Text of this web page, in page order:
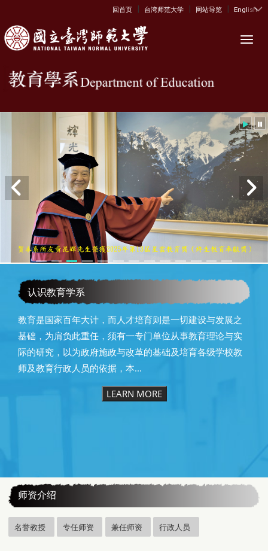
:::
回首页 | 台湾师范大学 | 网站导览 | English
认识教育学系
教育是国家百年大计，而人才培育则是一切建设与发展之
基础，为肩负此重任，须有一专门单位从事教育理论与实
际的研究，以为政府施政与改革的基础及培育各级学校教
师及教育行政人员的依据，本...
LEARN MORE
师资介绍
名誉教授 专任师资 兼任师资 行政人员